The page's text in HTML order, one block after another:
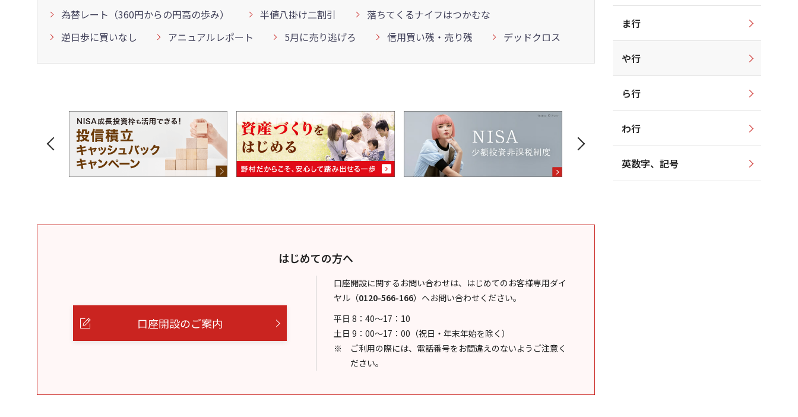
為替レート（360円からの円高の歩み）
半値八掛け二割引
落ちてくるナイフはつかむな
逆日歩に買いなし
アニュアルレポート 5月に売り逃げろ 信用買い残・売り残 デッドクロス
はじめての方へ
口座開設のご案内
口座開設に関するお問い合わせは、はじめてのお客様専用ダイ
ヤル （0120-566-166） へお問い合わせください。
平日 8：40～17：10
土日 9：00～17：00（祝日・年末年始を除く）
ご利用の際には、電話番号をお間違えのないようご注意く
ださい。
ま行
や行
ら行
わ行
英数字、記号